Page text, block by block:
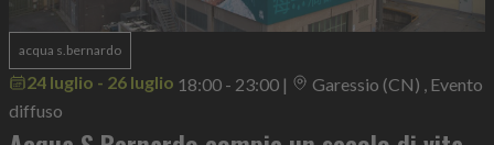
acqua s.bernardo
24 luglio - 26 luglio 18:00 - 23:00 |
Garessio (CN) , Evento
diffuso